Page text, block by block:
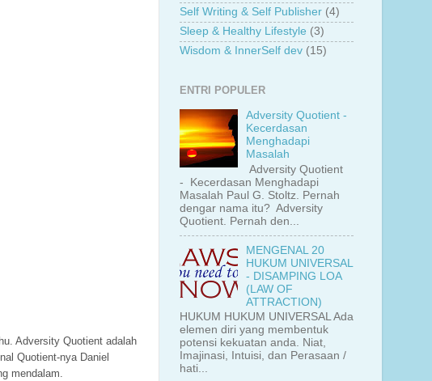
Adversity Quotient adalah
Quotient-nya Daniel
mendalam.
Self Writing & Self Publisher (4)
Sleep & Healthy Lifestyle (3)
Wisdom & InnerSelf dev (15)
ENTRI POPULER
Adversity Quotient -
Kecerdasan
Menghadapi
Masalah
Adversity Quotient
- Kecerdasan Menghadapi
Masalah Paul G. Stoltz. Pernah
dengar nama itu? Adversity
Quotient. Pernah den...
MENGENAL 20
HUKUM UNIVERSAL
- DISAMPING LOA
(LAW OF
ATTRACTION)
HUKUM HUKUM UNIVERSAL Ada
elemen diri yang membentuk
potensi kekuatan anda. Niat,
Imajinasi, Intuisi, dan Perasaan /
hati...